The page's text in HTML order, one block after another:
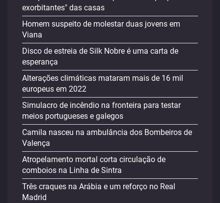
exorbitantes" das casas
Homem suspeito de molestar duas jovens em
Viana
Disco de estreia de Silk Nobre é uma carta de
esperança
Alterações climáticas mataram mais de 16 mil
europeus em 2022
Simulacro de incêndio na fronteira para testar
meios portugueses e galegos
Camila nasceu na ambulância dos Bombeiros de
Valença
Atropelamento mortal corta circulação de
comboios na Linha de Sintra
Três craques na Arábia e um reforço no Real
Madrid